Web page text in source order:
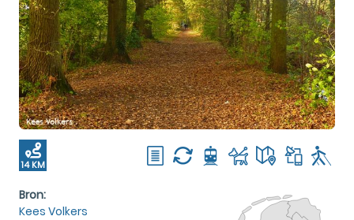
14 KM
Bron:
Kees Volkers